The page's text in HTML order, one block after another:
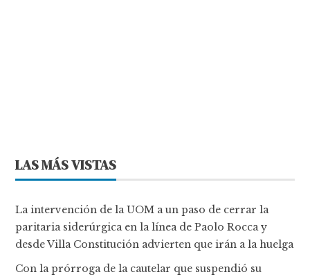
LAS MÁS VISTAS
La intervención de la UOM a un paso de cerrar la
paritaria siderúrgica en la línea de Paolo Rocca y
desde Villa Constitución advierten que irán a la huelga
Con la prórroga de la cautelar que suspendió su